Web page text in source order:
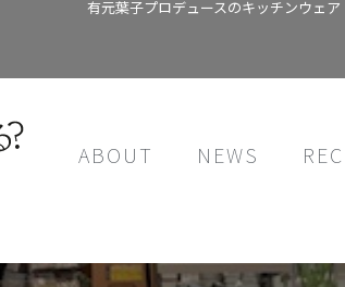
有元葉子プロデュースのキッチンウェ
ABOUT NEWS